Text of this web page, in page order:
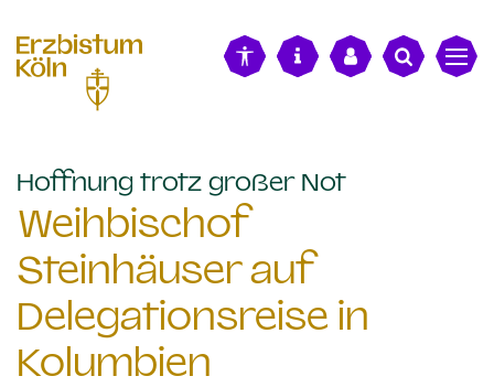
Hoffnung trotz großer Not:
Weihbischof
Steinhäuser auf
Delegationsreise in
Kolumbien